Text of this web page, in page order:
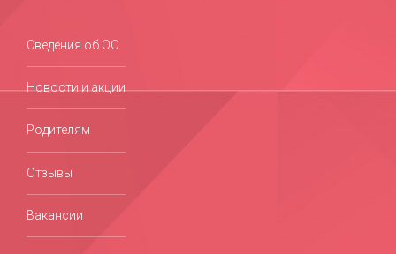
Сведения об ОО
Новости и акции
Родителям
Отзывы
Вакансии